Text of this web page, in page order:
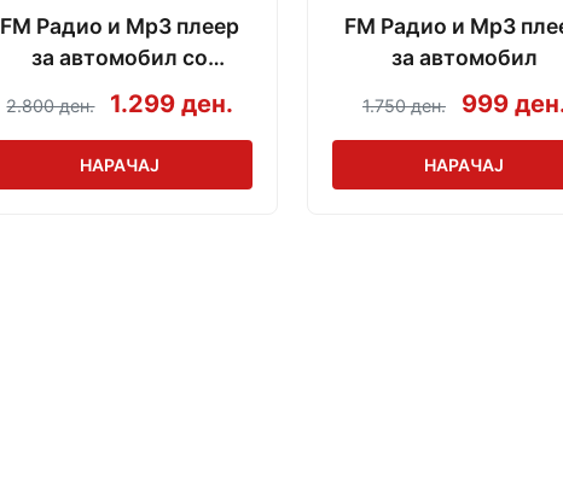
FM Радио и Mp3 плеер
за автомобил со
Bluetooth
2.800 ден. 1.299 ден.
НАРАЧАЈ
FM Радио и Mp3
за автомобил
1.750 ден. 999
НАРАЧАЈ